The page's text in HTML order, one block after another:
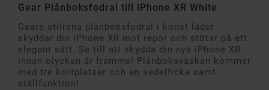
Gear Plånboksfodral till iPhone XR White
Gears stilrena plånboksfodral i konst läder
skyddar din iPhone XR mot repor och stötar på ett
elegant sätt. Se till att skydda din nya iPhone XR
innan olyckan är framme! Plånboksväskan kommer
med tre kortplatser och en sedelficka samt
ställfunktion!